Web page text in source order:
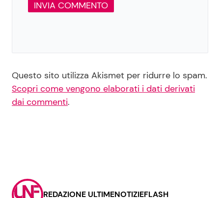
Questo sito utilizza Akismet per ridurre lo spam.
Scopri come vengono elaborati i dati derivati
dai commenti.
REDAZIONE ULTIMENOTIZIEFLASH